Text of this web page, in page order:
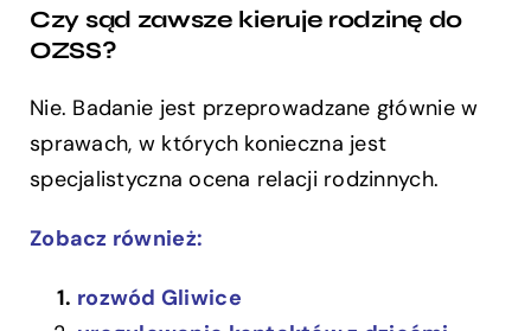
Czy sąd zawsze kieruje rodzinę do
OZSS?
Nie. Badanie jest przeprowadzane głównie w
sprawach, w których konieczna jest
specjalistyczna ocena relacji rodzinnych.
Zobacz również:
rozwód Gliwice